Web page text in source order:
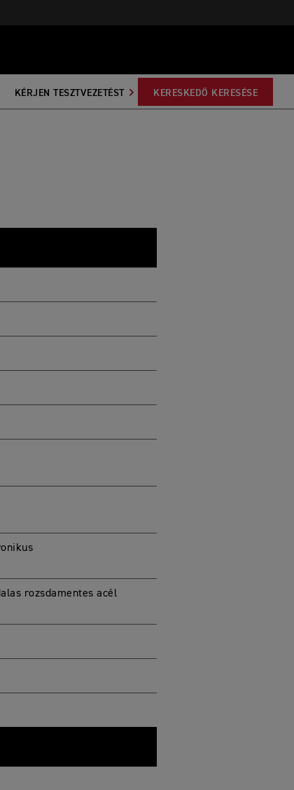
KÉRJEN TESZTVEZETÉST KERESKEDŐ KERESÉSE
rozsdamentes acél